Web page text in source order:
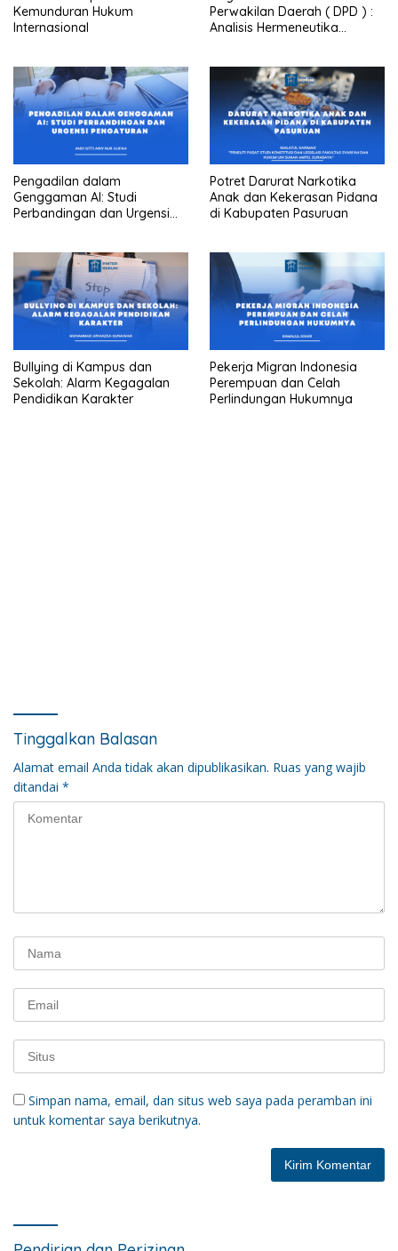
Kemunduran Hukum
Internasional
Perwakilan Daerah ( DPD ) :
Analisis Hermeneutika
Pengadilan dalam
Genggaman AI: Studi
Perbandingan dan Urgensi
Potret Darurat Narkotika
Anak dan Kekerasan Pidana
di Kabupaten Pasuruan
Bullying di Kampus dan
Sekolah: Alarm Kegagalan
Pendidikan Karakter
Pekerja Migran Indonesia
Perempuan dan Celah
Perlindungan Hukumnya
Tinggalkan Balasan
Alamat email Anda tidak akan dipublikasikan. Ruas yang wajib
ditandai *
Simpan nama, email, dan situs web saya pada peramban ini
untuk komentar saya berikutnya.